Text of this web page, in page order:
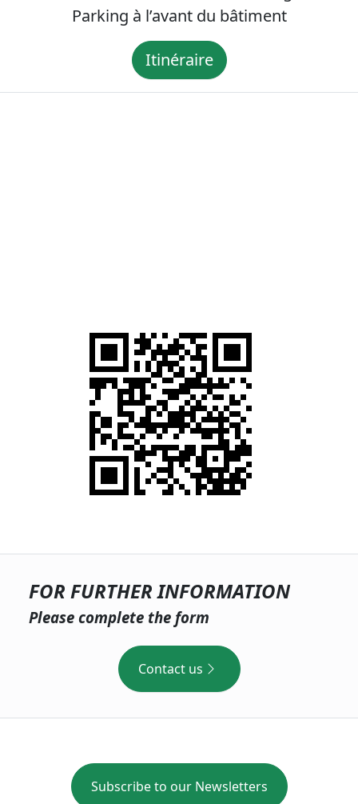
Parking à l’avant du bâtiment
Itinéraire
FOR FURTHER INFORMATION
Please complete the form
Contact us
Subscribe to our Newsletters